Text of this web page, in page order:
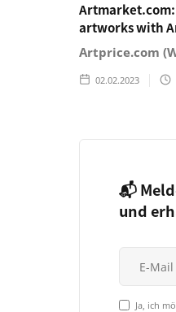
artworks with
Artprice.com
02.02.2023
📬
und
Ja, ich